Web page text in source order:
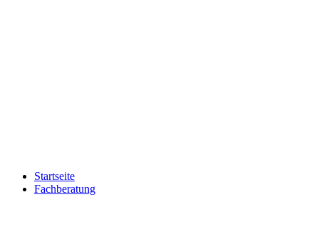
Startseite
Fachberatung